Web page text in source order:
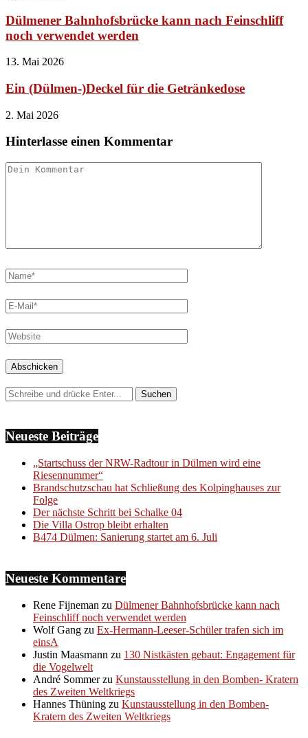
Dülmener Bahnhofsbrücke kann nach Feinschliff
noch verwendet werden
13. Mai 2026
Ein (Dülmen-)Deckel für die Getränkedose
2. Mai 2026
Hinterlasse einen Kommentar
Neueste Beiträge
„Startschuss der NRW-Radtour in Dülmen wird eine
Riesennummer“
Brandschutzschau hat Schließung des Kolpinghauses zur
Folge
Der nächste Schritt bei Schalke 04
Die Villa Ostrop bleibt erhalten
B474 Dülmen: Sanierung startet am 6. Juli
Neueste Kommentare
Rene Fijneman zu Dülmener Bahnhofsbrücke kann nach
Feinschliff noch verwendet werden
Wolf Gang zu Ex-Hermann-Leeser-Schüler trafen sich im
einsA
Justin Maasmann zu 130 Nistkästen gebaut: Engagement für
die Vogelwelt
André Sommerzu Kunstausstellung in den Bomben- Kratern
des Zweiten Weltkriegs
Hannes Thüning zu Kunstausstellung in den Bomben-
Kratern des Zweiten Weltkriegs